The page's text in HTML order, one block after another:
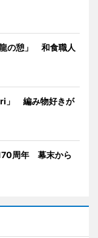
の憩」 和食職人
」 編み物好きが
周年 幕末から